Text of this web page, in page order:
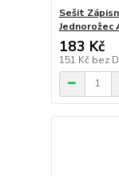
Sešit
Jednorožec
183 Kč
151 Kč bez